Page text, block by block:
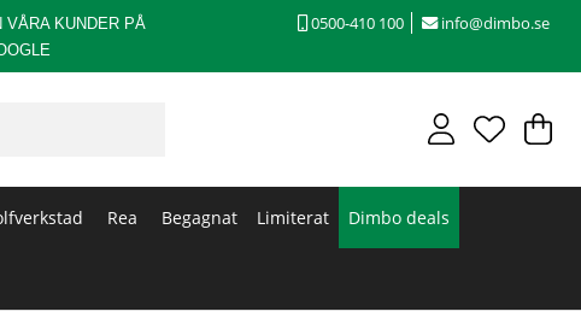
VÅRA KUNDER PÅ
0500-410 100 info@dimbo.se
.
Rea Begagnat Limiterat Dimbo deals